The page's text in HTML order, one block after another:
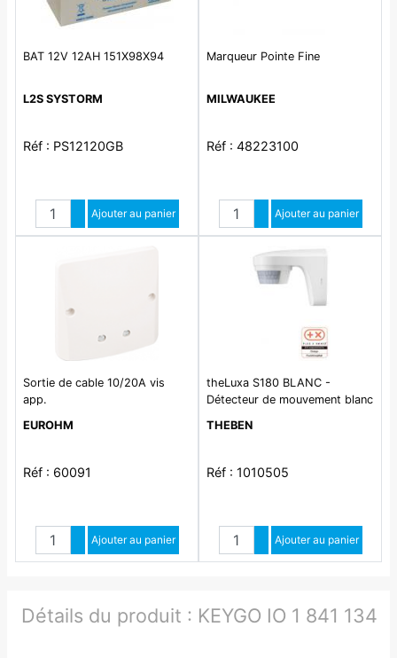
BAT 12V 12AH 151X98X94
L2S SYSTORM
Réf : PS12120GB
Quantité
Augmenter quantité
Diminuer quantité
Ajouter au panier
Marqueur Pointe Fine
MILWAUKEE
Réf : 48223100
Quantité
Augmenter quantité
Diminuer quantité
Ajouter au panier
Sortie de cable 10/20A vis
app.
EUROHM
Réf : 60091
Quantité
Augmenter quantité
Diminuer quantité
Ajouter au panier
theLuxa S180 BLANC -
Détecteur de mouvement blanc
Angle de détection 180°,
Hauteur. IP55. Contact
THEBEN
Réf : 1010505
Quantité
Augmenter quantité
Diminuer quantité
Ajouter au panier
Détails du produit : KEYGO IO 1 841 134